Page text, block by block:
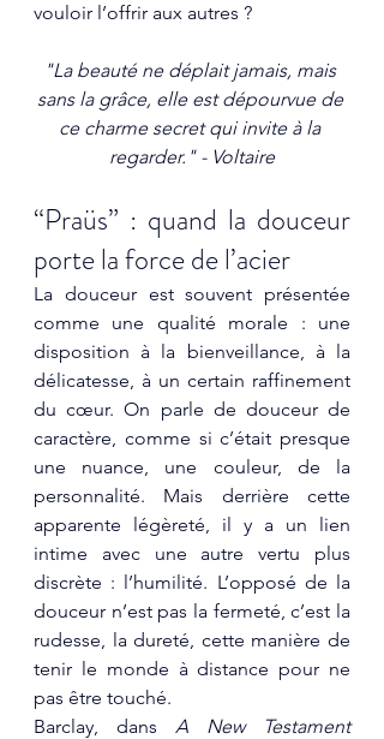
vouloir l’offrir aux autres ?
"La beauté ne déplait jamais, mais
sans la grâce, elle est dépourvue de
ce charme secret qui invite à la
regarder." - Voltaire
“Praüs” : quand la douceur
porte la force de l’acier
La douceur est souvent présentée
comme une qualité morale : une
disposition à la bienveillance, à la
délicatesse, à un certain raffinement
du cœur. On parle de douceur de
caractère, comme si c’était presque
une nuance, une couleur, de la
personnalité. Mais derrière cette
apparente légèreté, il y a un lien
intime avec une autre vertu plus
discrète : l’humilité. L’opposé de la
douceur n’est pas la fermeté, c’est la
rudesse, la dureté, cette manière de
tenir le monde à distance pour ne
pas être touché.
Barclay, dans A New Testament